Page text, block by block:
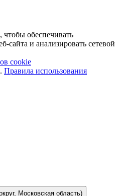
обеспечивать
сайта и анализировать сетевой
cookie
Правила использования
Московская область)